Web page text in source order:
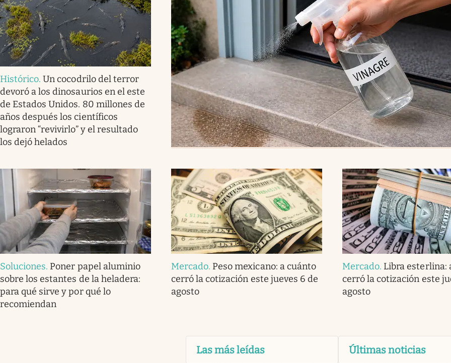
Histórico.Un cocodrilo del terror
devoró a los dinosaurios en el este
de Estados Unidos. 80 millones de
años después los científicos
lograron “revivirlo” y el resultado
los dejó helados
Soluciones. Poner papel aluminio
sobre los estantes de la heladera:
para qué sirve y por qué lo
recomiendan
Mercado. Peso mexicano: a cuánto
cerró la cotización este jueves 6 de
agosto
Mercado. Libra esterlina:
cerró la cotización este
agosto
Las más leídas Últimas noticias